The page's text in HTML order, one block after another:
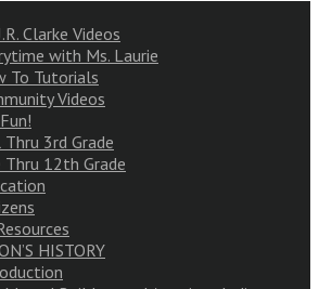
Clarke Videos
with Ms. Laurie
To Tutorials
Videos
3rd Grade
Thru 12th Grade
HISTORY